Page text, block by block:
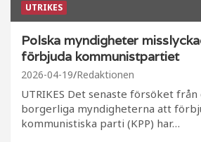
UTRIKES
Polska myndigheter
förbjuda kommunistpartiet
2026-04-19 Redaktionen
UTRIKES Det senaste försöket från
borgerliga myndigheterna att
kommunistiska parti (KPP) har…